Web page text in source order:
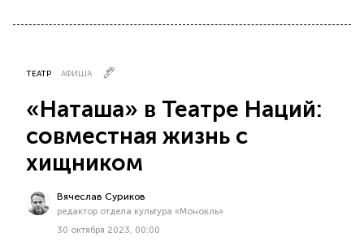
ТЕАТР АФИША
«Наташа» в Театре Наций:
совместная жизнь с
хищником
Вячеслав Суриков
редактор отдела культура «Монокль»
30 октября 2023, 00:00